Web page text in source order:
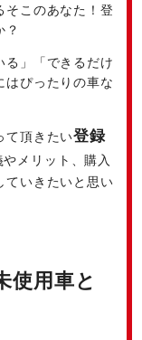
そこのあなた！登
？
る」「できるだけ
はぴったりの車な
て頂きたい登録
メリット、購入
ていきたいと思い
使用車と